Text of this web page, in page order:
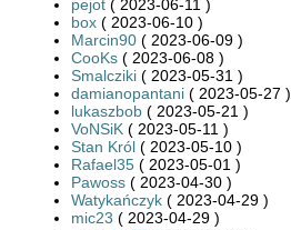
pejot ( 2023-06-11 )
box ( 2023-06-10 )
Marcin90 ( 2023-06-09 )
CooKs ( 2023-06-08 )
Smalcziki ( 2023-05-31 )
damianopantani ( 2023-05-27 )
lukaszbob ( 2023-05-21 )
VoNSiK ( 2023-05-11 )
Stan Król ( 2023-05-10 )
Rafael35 ( 2023-05-01 )
Pawoss ( 2023-04-30 )
Watykańczyk ( 2023-04-29 )
mic23 ( 2023-04-29 )